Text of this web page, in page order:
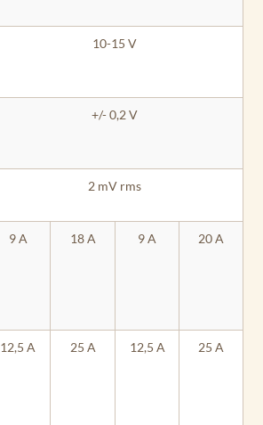
10-15 V
+/- 0,2 V
2 mV rms
9 A 18 A 9 A 20 A
12,5 A 25 A 12,5 A 25 A